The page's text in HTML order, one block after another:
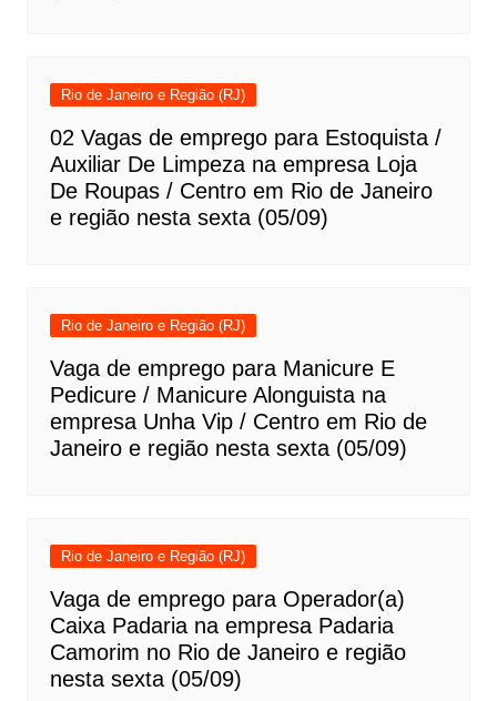
Rio de Janeiro e Região (RJ)
02 Vagas de emprego para Estoquista /
Auxiliar De Limpeza na empresa Loja
De Roupas / Centro em Rio de Janeiro
e região nesta sexta (05/09)
Rio de Janeiro e Região (RJ)
Vaga de emprego para Manicure E
Pedicure / Manicure Alonguista na
empresa Unha Vip / Centro em Rio de
Janeiro e região nesta sexta (05/09)
Rio de Janeiro e Região (RJ)
Vaga de emprego para Operador(a)
Caixa Padaria na empresa Padaria
Camorim no Rio de Janeiro e região
nesta sexta (05/09)